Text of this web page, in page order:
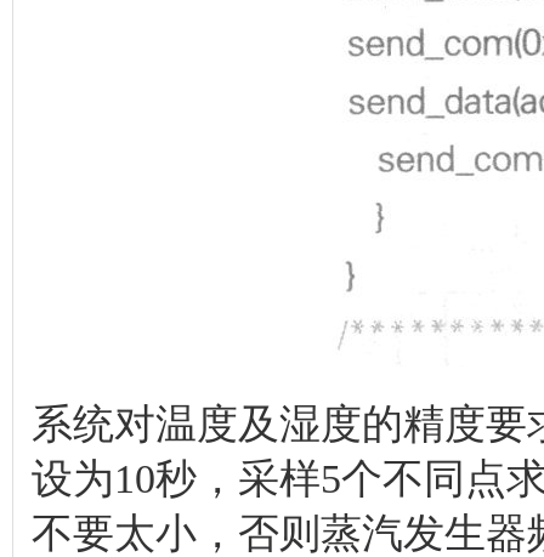
系统对温度及湿度的精度
设为10秒，采样5个不同点
不要太小，否则蒸汽发生